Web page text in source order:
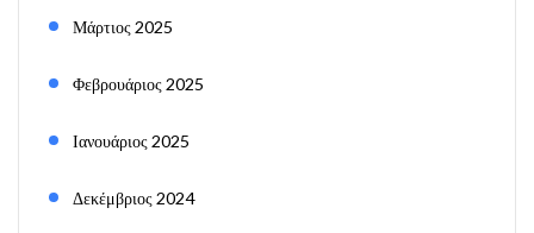
Μάρτιος 2025
Φεβρουάριος 2025
Ιανουάριος 2025
Δεκέμβριος 2024